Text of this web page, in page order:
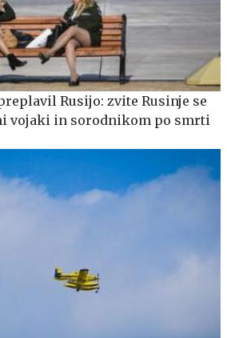
Rusijo: zvite Rusinje se
vojaki in sorodnikom po smrti